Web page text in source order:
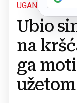
UGANDA
Ubio
na
ga
užetom